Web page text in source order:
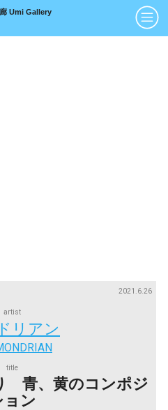
2021.6.26
artist
リアン
title
青、黄のコンポジ
ョン